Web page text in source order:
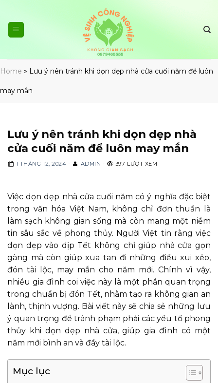
content
Home » Lưu ý nên tránh khi dọn dẹp nhà cửa cuối năm để luôn
may mắn
Lưu ý nên tránh khi dọn dẹp nhà
cửa cuối năm để luôn may mắn
1 THÁNG 12, 2024 - ADMIN - 397 LƯỢT XEM
Việc dọn dẹp nhà cửa cuối năm có ý nghĩa đặc biệt
trong văn hóa Việt Nam, không chỉ đơn thuần là
làm sạch không gian sống mà còn mang một niềm
tin sâu sắc về phong thủy. Người Việt tin rằng việc
dọn dẹp vào dịp Tết không chỉ giúp nhà cửa gọn
gàng mà còn giúp xua tan đi những điều xui xẻo,
đón tài lộc, may mắn cho năm mới. Chính vì vậy,
nhiều gia đình coi việc này là một phần quan trọng
trong chuẩn bị đón Tết, nhằm tạo ra không gian an
lành, thịnh vượng. Bài viết này sẽ chia sẻ những lưu
ý quan trọng để tránh phạm phải các yếu tố phong
thủy khi dọn dẹp nhà cửa, giúp gia đình có một
năm mới bình an và đầy tài lộc.
Mục lục